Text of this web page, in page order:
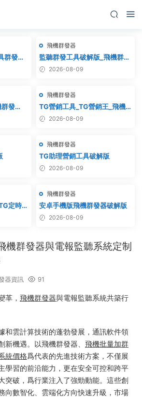
發器_
飛機群發器
監聽群發工具破解版_飛機群
發,協議軟件,群發助手,群發工
2026-08-09
發
版,群
飛機群發器
TG營銷工具_TG營銷王_飛機
營銷王_破解版
2026-08-09
飛機群發器
TG助理營銷工具破解版
2026-08-09
定時群
定
飛機群發器
安卓手機版飛機群發器破解版
2026-08-09
機群發器與電報監聽系統定制
器資訊 91
革， 飛機群發器與電報監聽系統共築行
和雲計算技術的蓬勃發展，通訊軟件領
新機遇。以飛機群發器、 飛機批量加群
統價格爲代表的先進技術方案，不僅展
學習的前沿能力，更在安全可控和跨平
突破，爲行業注入了強勁動能。這些創
向數智化、雲端化方向快速升級，市場